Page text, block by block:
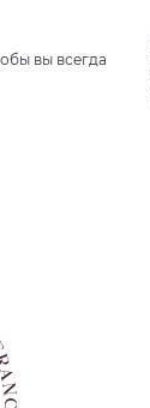
вы всегда